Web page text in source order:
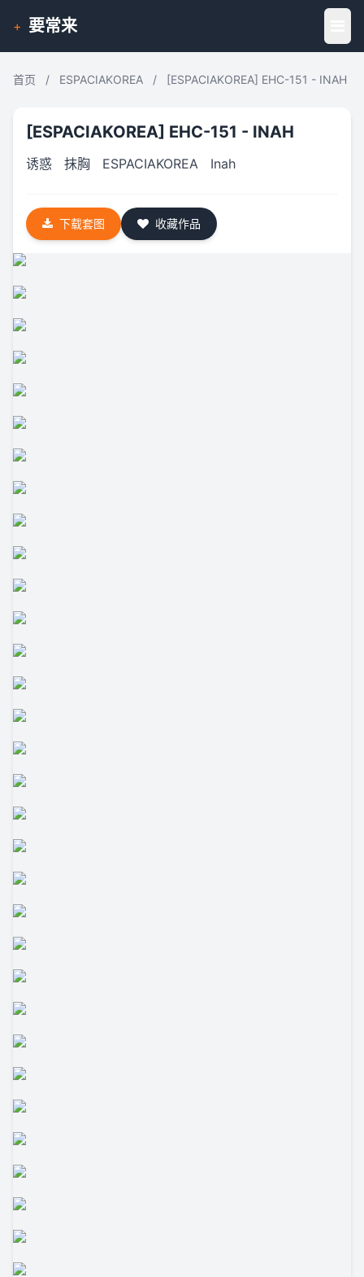
+ 要常来
首页 / ESPACIAKOREA / [ESPACIAKOREA] EHC-151 - INAH
[ESPACIAKOREA] EHC-151 - INAH
诱惑 抹胸 ESPACIAKOREA Inah
下载套图 收藏作品